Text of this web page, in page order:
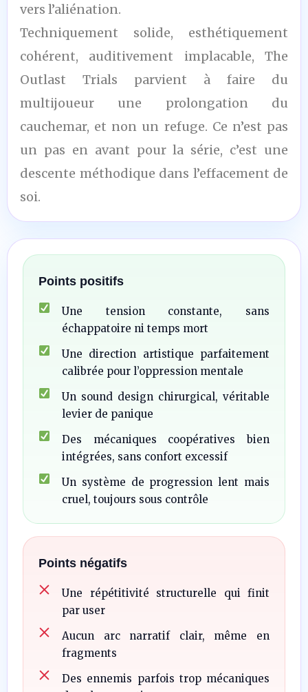
vers l’aliénation.
Techniquement solide, esthétiquement
cohérent, auditivement implacable, The
Outlast Trials parvient à faire du
multijoueur une prolongation du
cauchemar, et non un refuge. Ce n’est pas
un pas en avant pour la série, c’est une
descente méthodique dans l’effacement de
soi.
Points positifs
Une tension constante, sans
échappatoire ni temps mort
Une direction artistique parfaitement
calibrée pour l’oppression mentale
Un sound design chirurgical, véritable
levier de panique
Des mécaniques coopératives bien
intégrées, sans confort excessif
Un système de progression lent mais
cruel, toujours sous contrôle
Points négatifs
Une répétitivité structurelle qui finit
par user
Aucun arc narratif clair, même en
fragments
Des ennemis parfois trop mécaniques